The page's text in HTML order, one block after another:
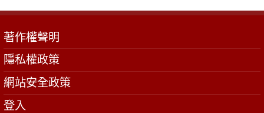
著作權聲明
隱私權政策
網站安全政策
登入